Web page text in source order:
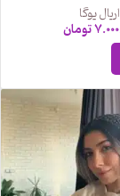
اریال یوگا
تومان